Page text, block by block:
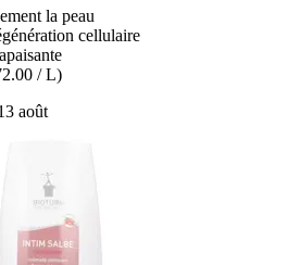
la peau
cellulaire
/ L)
août